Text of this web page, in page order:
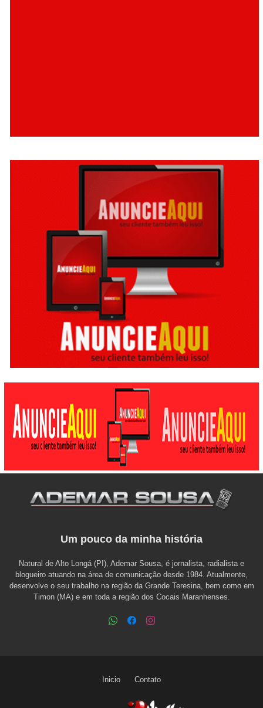
Um pouco da minha história
Natural de Alto Longá (PI), Ademar Sousa, é jornalista, radialista e
blogueiro atuando na área de comunicação desde 1984. Atualmente,
desenvolve o seu trabalho na região da Grande Teresina, bem como em
Timon (MA) e em toda a região dos Cocais Maranhenses.
Inicio Contato